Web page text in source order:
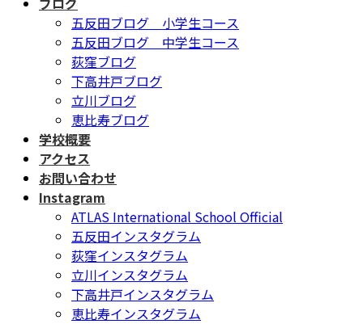
五反田ブログ 小学生コース
五反田ブログ 中学生コース
荻窪ブログ
下高井戸ブログ
立川ブログ
恵比寿ブログ
学校概要
アクセス
お問い合わせ
Instagram
ATLAS International School Official
五反田インスタグラム
荻窪インスタグラム
立川インスタグラム
下高井戸インスタグラム
恵比寿インスタグラム